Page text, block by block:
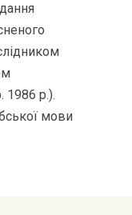
р.).
мови